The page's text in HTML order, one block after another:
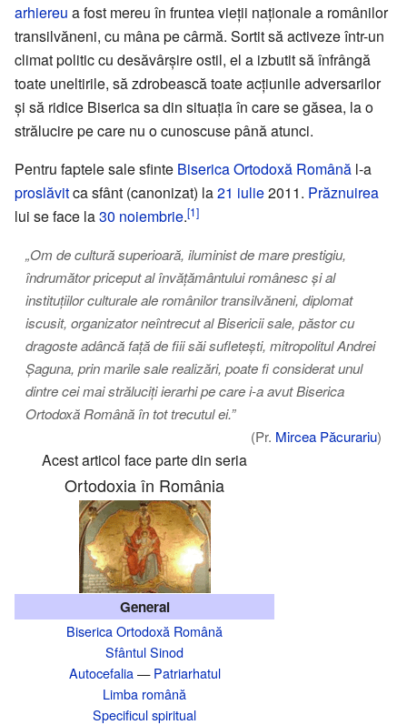
arhiereu a fost mereu în fruntea vieții naționale a românilor
transilvăneni, cu mâna pe cârmă. Sortit să activeze într-un
climat politic cu desăvârșire ostil, el a izbutit să înfrângă
toate uneltirile, să zdrobească toate acțiunile adversarilor
și să ridice Biserica sa din situația în care se găsea, la o
strălucire pe care nu o cunoscuse până atunci.
Pentru faptele sale sfinte Biserica Ortodoxă Română l-a
proslăvitca sfânt (canonizat) la21 iulie2011. Prăznuirea
lui se face la30 noiembrie.[1]
„Om de cultură superioară, iluminist de mare prestigiu,
îndrumător priceput al învățământului românesc și al
instituțiilor culturale ale românilor transilvăneni, diplomat
iscusit, organizator neîntrecut al Bisericii sale, păstor cu
dragoste adâncă față de fiii săi sufletești, mitropolitul Andrei
Șaguna, prin marile sale realizări, poate fi considerat unul
dintre cei mai străluciți ierarhi pe care i-a avut Biserica
Ortodoxă Română în tot trecutul ei.”
(Pr. Mircea Păcurariu)
Acest articol face parte din seria
Ortodoxia în România
General
Biserica Ortodoxă Română
Sfântul Sinod
Autocefalia—Patriarhatul
Limba română
Specificul spiritual